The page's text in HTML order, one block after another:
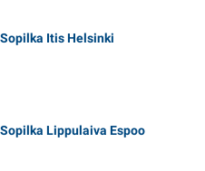
Sopilka Itis Helsinki
Sopilka Lippulaiva Espoo